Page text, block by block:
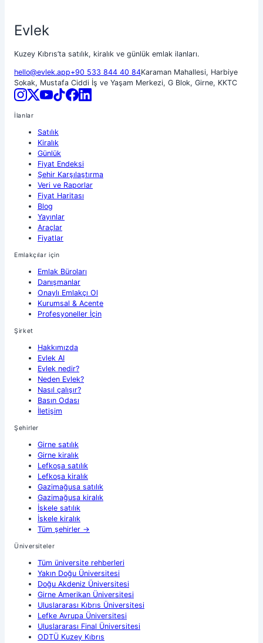
Evlek
Kuzey Kıbrıs’ta satılık, kiralık ve günlük emlak ilanları.
hello@evlek.app+90 533 844 40 84Karaman Mahallesi, Harbiye
Sokak, Mustafa Ciddi İş ve Yaşam Merkezi, G Blok, Girne, KKTC
İlanlar
Satılık
Kiralık
Günlük
Fiyat Endeksi
Şehir Karşılaştırma
Veri ve Raporlar
Fiyat Haritası
Blog
Yayınlar
Araçlar
Fiyatlar
Emlakçılar için
Emlak Büroları
Danışmanlar
Onaylı Emlakçı Ol
Kurumsal & Acente
Profesyoneller İçin
Şirket
Hakkımızda
Evlek AI
Evlek nedir?
Neden Evlek?
Nasıl çalışır?
Basın Odası
İletişim
Şehirler
Girne satılık
Girne kiralık
Lefkoşa satılık
Lefkoşa kiralık
Gazimağusa satılık
Gazimağusa kiralık
İskele satılık
İskele kiralık
Tüm şehirler →
Üniversiteler
Tüm üniversite rehberleri
Yakın Doğu Üniversitesi
Doğu Akdeniz Üniversitesi
Girne Amerikan Üniversitesi
Uluslararası Kıbrıs Üniversitesi
Lefke Avrupa Üniversitesi
Uluslararası Final Üniversitesi
ODTÜ Kuzey Kıbrıs